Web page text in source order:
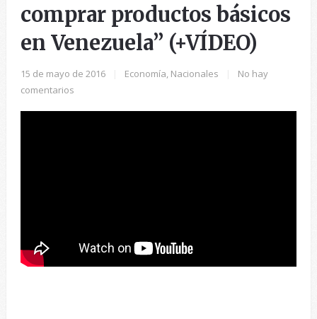
comprar productos básicos
en Venezuela” (+VÍDEO)
15 de mayo de 2016 Economía, Nacionales
No hay
comentarios